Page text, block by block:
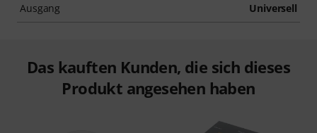
Ausgang Universell
Das kauften Kunden, die sich dieses
Produkt angesehen haben